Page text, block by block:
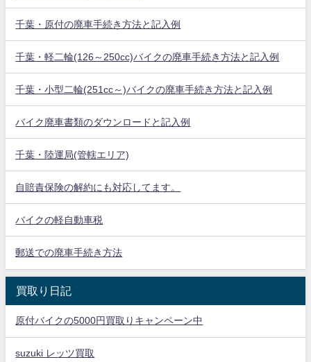
千葉・原付の廃車手続き方法と記入例
千葉・軽二輪(126～250cc)バイクの廃車手続き方法と記入例
千葉・小型二輪(251cc～)バイクの廃車手続き方法と記入例
バイク廃車書類のダウンロードと記入例
千葉・陸運局(管轄エリア)
自賠責保険の解約にも対応してます。
バイクの軽自動車税
郵送での廃車手続き方法
買取り日記
原付バイクの5000円買取りキャンペーン中
suzuki レッツ買取